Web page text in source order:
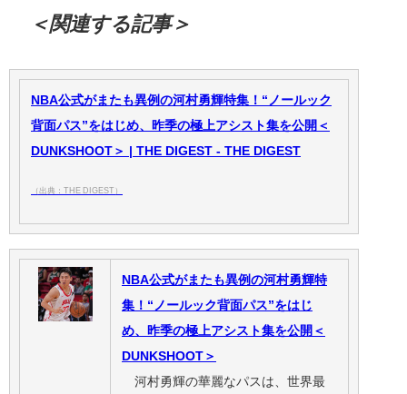
＜関連する記事＞
NBA公式がまたも異例の河村勇輝特集！“ノールック
背面パス”をはじめ、昨季の極上アシスト集を公開＜
DUNKSHOOT＞ | THE DIGEST - THE DIGEST
（出典：THE DIGEST）
NBA公式がまたも異例の河村勇輝特
集！“ノールック背面パス”をはじ
め、昨季の極上アシスト集を公開＜
DUNKSHOOT＞
河村勇輝の華麗なパスは、世界最